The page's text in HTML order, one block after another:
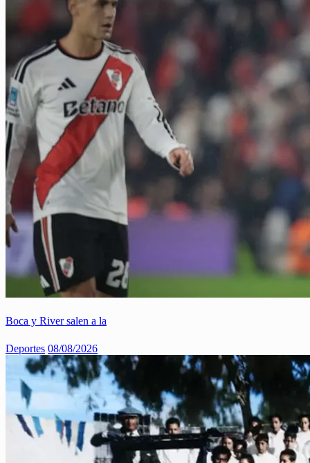
Boca y River salen a la
Deportes 08/08/2026